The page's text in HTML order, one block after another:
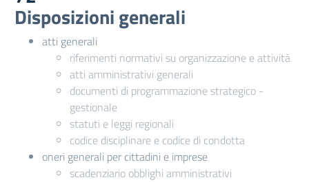
Disposizioni generali
atti generali
riferimenti normativi su organizzazione e attività
atti amministrativi generali
documenti di programmazione strategico -
gestionale
statuti e leggi regionali
codice disciplinare e codice di condotta
oneri generali per cittadini e imprese
scadenziario obblighi amministrativi